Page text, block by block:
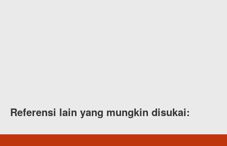
Referensi lain yang mungkin disukai: